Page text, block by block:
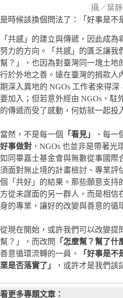
攝／葉
是時候該換個問法了：「好事是不
「共感」的建立與傳遞，因此成為
努力的方向。「共感」的匱乏讓我
幫？」，也因為對臺灣同一塊土地
行於外地之善。遠在臺灣的捐款人
期深入異地的 NGOs 工作者來得
要加入；但若意外經由 NGOs、駐
的傳遞而受了感動，何妨就一起投
當然，不是每一個 「看見」 、每一
好事做對 ，NGOs 也並非是帶著
如同畢嘉士基金會與無數從事國際
須面對無止境的計畫檢討、專業評
個「共好」的結果。那些願意支持
方從未謀面的另一群人，而是相信
身的專業，讓好的改變與善意的循
從現在開始，或許我們可以改變提
幫？」，而改問
「怎麼幫？幫了什
善意循環流轉的一員，
「好事是
業是否落實了」
，或許才是我們該
看更多專題文章：